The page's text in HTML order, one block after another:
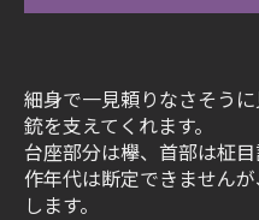
細身で一見頼りなさそう
銃を支えてくれます。
台座部分は欅、首部は柾
作年代は断定できません
します。